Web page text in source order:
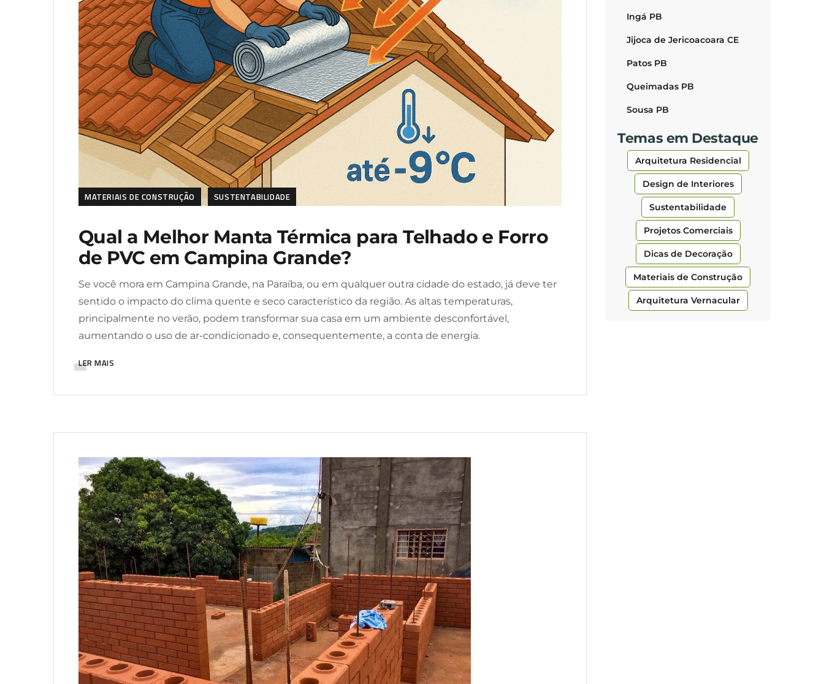
MATERIAIS DE CONSTRUÇÃO SUSTENTABILIDADE
Qual a Melhor Manta Térmica para Telhado e Forro
de PVC em Campina Grande?
Se você mora em Campina Grande, na Paraíba, ou em qualquer outra cidade do estado, já deve ter
sentido o impacto do clima quente e seco característico da região. As altas temperaturas,
principalmente no verão, podem transformar sua casa em um ambiente desconfortável,
aumentando o uso de ar-condicionado e, consequentemente, a conta de energia.
LER MAIS
Ingá PB
Jijoca de Jericoacoara CE
Patos PB
Queimadas PB
Sousa PB
Temas em Destaque
Arquitetura Residencial
Design de Interiores
Sustentabilidade
Projetos Comerciais
Dicas de Decoração
Materiais de Construção
Arquitetura Vernacular